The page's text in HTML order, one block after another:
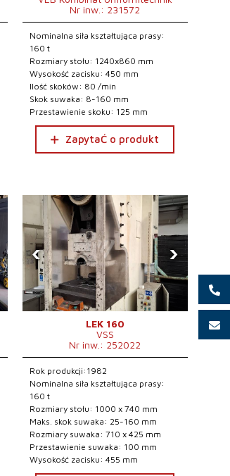
Nr inw.: 231572
Nominalna siła kształtująca prasy:
160 t
Rozmiary stołu: 1240x860 mm
Wysokość zacisku: 450 mm
Ilość skoków: 80 /min
Skok suwaka: 8-160 mm
Przestawienie skoku: 125 mm
ZapytaĆ o produkt
‹ ›
LEK 160
VSS
Nr inw.: 252022
Rok produkcji:1982
Nominalna siła kształtująca prasy:
160 t
Rozmiary stołu: 1000 x 740 mm
Maks. skok suwaka: 25-160 mm
Rozmiary suwaka: 710 x 425 mm
Przestawienie suwaka: 100 mm
Wysokość zacisku: 455 mm